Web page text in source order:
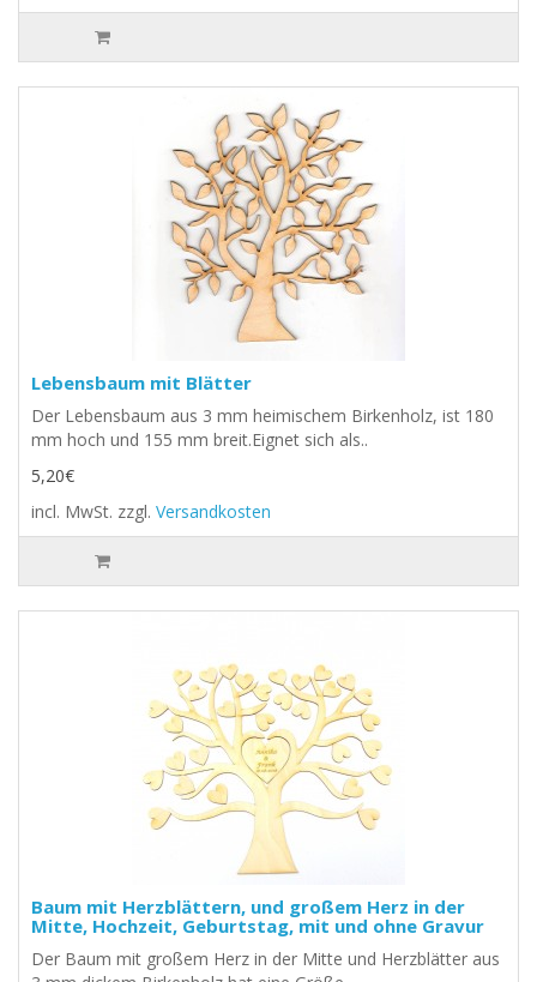
Lebensbaum mit Blätter
Der Lebensbaum aus 3 mm heimischem Birkenholz, ist 180
mm hoch und 155 mm breit.Eignet sich als..
5,20€
incl. MwSt. zzgl. Versandkosten
Baum mit Herzblättern, und großem Herz in der
Mitte, Hochzeit, Geburtstag, mit und ohne Gravur
Der Baum mit großem Herz in der Mitte und Herzblätter aus